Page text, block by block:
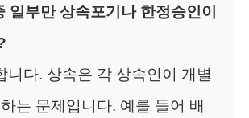
일부만 상속포기나 한정승인이
니다. 상속은 각 상속인이 개별
는 문제입니다. 예를 들어 배